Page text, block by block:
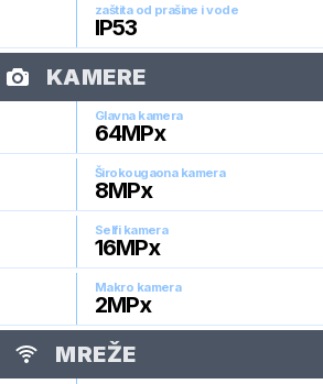
zaštita od prašine i vode
IP53
KAMERE
Glavna kamera
64MPx
Širokougaona kamera
8MPx
Selfi kamera
16MPx
Makro kamera
2MPx
MREŽE